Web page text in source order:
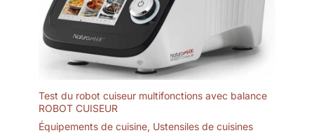
Test du robot cuiseur multifonctions avec balance
ROBOT CUISEUR
Équipements de cuisine, Ustensiles de cuisines